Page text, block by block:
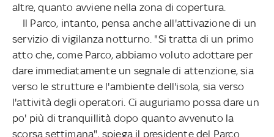
altre, quanto avviene nella zona di copertura.
Il Parco, intanto, pensa anche all'attivazione di un
servizio di vigilanza notturno. "Si tratta di un primo
atto che, come Parco, abbiamo voluto adottare per
dare immediatamente un segnale di attenzione, sia
verso le strutture e l'ambiente dell'isola, sia verso
l'attività degli operatori. Ci auguriamo possa dare un
po' più di tranquillità dopo quanto avvenuto la
scorsa settimana", spiega il presidente del Parco